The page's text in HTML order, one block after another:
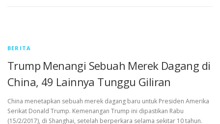
BERITA
Trump Menangi Sebuah Merek Dagang di
China, 49 Lainnya Tunggu Giliran
China menetapkan sebuah merek dagang baru untuk Presiden Amerika
Serikat Donald Trump. Kemenangan Trump ini dipastikan Rabu
(15/2/2017), di Shanghai, setelah berperkara selama sekitar 10 tahun.